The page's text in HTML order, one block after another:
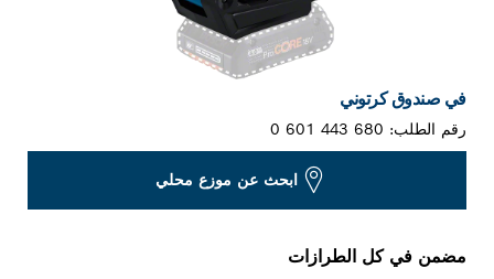
في صندوق كرتوني
رقم الطلب:0 601 443 680
ابحث عن موزع محلي
مضمن في كل الطرازات